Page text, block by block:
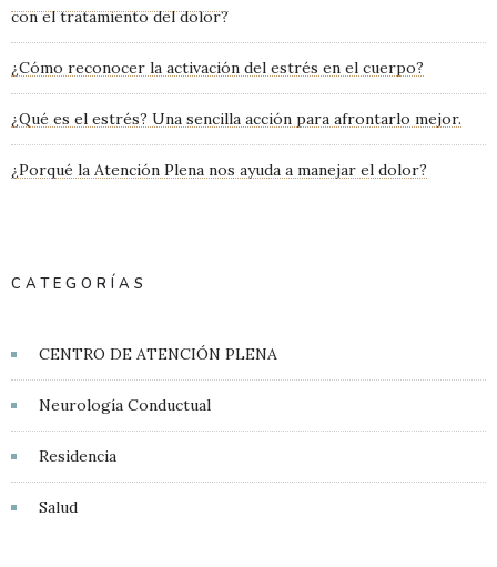
con el tratamiento del dolor?
¿Cómo reconocer la activación del estrés en el cuerpo?
¿Qué es el estrés? Una sencilla acción para afrontarlo mejor.
¿Porqué la Atención Plena nos ayuda a manejar el dolor?
CATEGORÍAS
CENTRO DE ATENCIÓN PLENA
Neurología Conductual
Residencia
Salud